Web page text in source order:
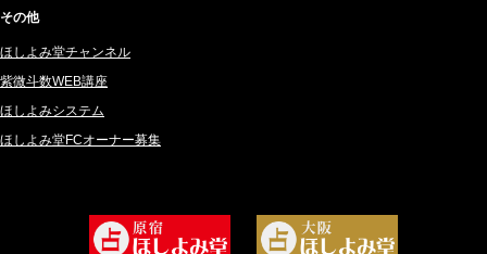
桜望巴千 (270)
綺咲みゆき (22)
比呂 酒井 (59)
ロザリン (157)
坂宮 鈴果 (82)
尾羽奈美海 (95)
2024年12月 (57)
2024年11月 (38)
2024年10月 (36)
2024年9月 (39)
2024年8月 (45)
2024年5月 (92)
その他
ほしよみ堂チャンネル
紫微斗数WEB講座
ほしよみシステム
ほしよみ堂FCオーナー募集